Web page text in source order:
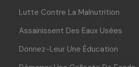
Lutte Contre La Malnutrition
Assainissent Des Eaux Usées
Donnez-Leur Une Éducation